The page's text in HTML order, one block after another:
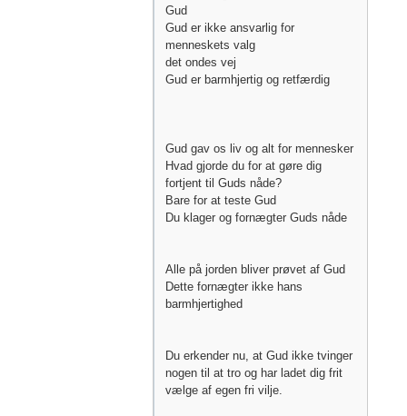
Gud
Gud er ikke ansvarlig for
menneskets valg
det ondes vej
Gud er barmhjertig og retfærdig
Gud gav os liv og alt for mennesker
Hvad gjorde du for at gøre dig
fortjent til Guds nåde?
Bare for at teste Gud
Du klager og fornægter Guds nåde
Alle på jorden bliver prøvet af Gud
Dette fornægter ikke hans
barmhjertighed
Du erkender nu, at Gud ikke tvinger
nogen til at tro og har ladet dig frit
vælge af egen fri vilje.